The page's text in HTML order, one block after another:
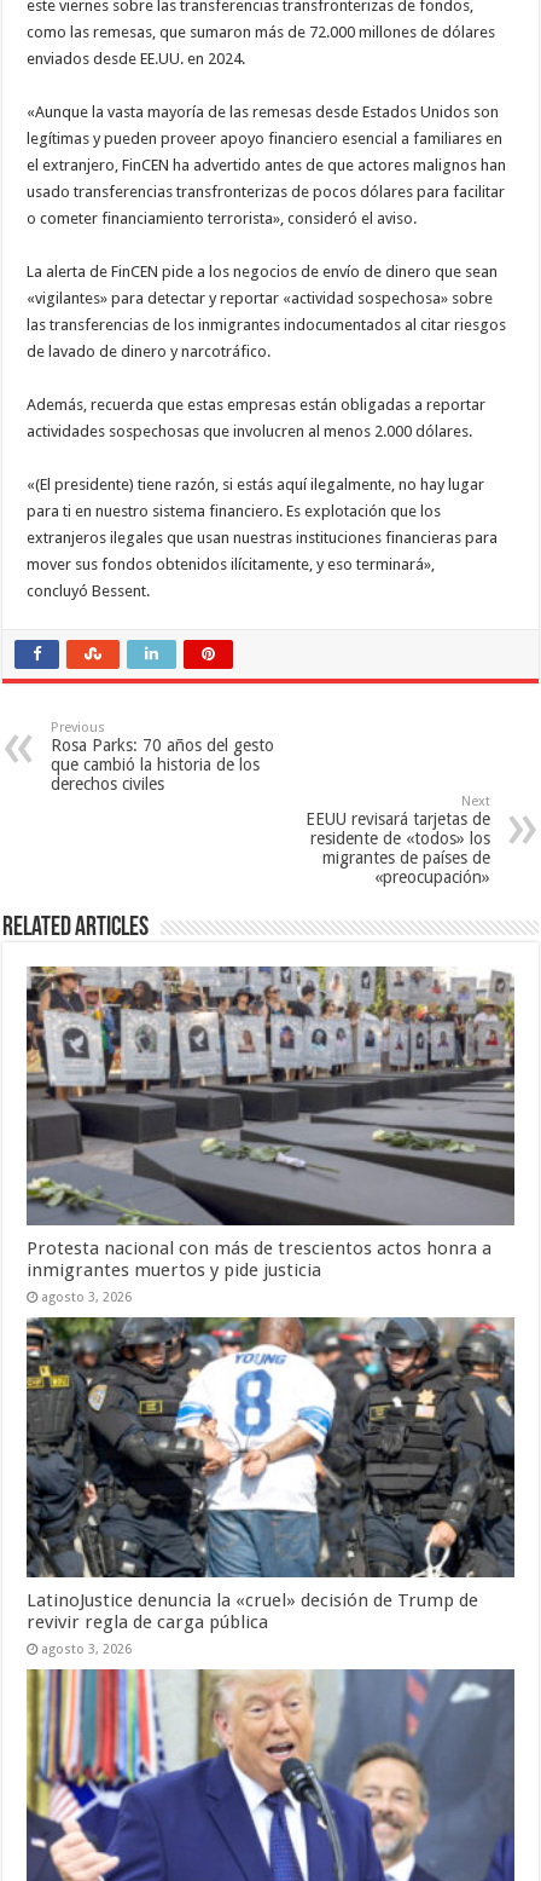
este viernes sobre las transferencias transfronterizas de fondos,
como las remesas, que sumaron más de 72.000 millones de dólares
enviados desde EE.UU. en 2024.
«Aunque la vasta mayoría de las remesas desde Estados Unidos son
legítimas y pueden proveer apoyo financiero esencial a familiares en
el extranjero, FinCEN ha advertido antes de que actores malignos han
usado transferencias transfronterizas de pocos dólares para facilitar
o cometer financiamiento terrorista», consideró el aviso.
La alerta de FinCEN pide a los negocios de envío de dinero que sean
«vigilantes» para detectar y reportar «actividad sospechosa» sobre
las transferencias de los inmigrantes indocumentados al citar riesgos
de lavado de dinero y narcotráfico.
Además, recuerda que estas empresas están obligadas a reportar
actividades sospechosas que involucren al menos 2.000 dólares.
«(El presidente) tiene razón, si estás aquí ilegalmente, no hay lugar
para ti en nuestro sistema financiero. Es explotación que los
extranjeros ilegales que usan nuestras instituciones financieras para
mover sus fondos obtenidos ilícitamente, y eso terminará»,
concluyó Bessent.
Previous
Rosa Parks: 70 años del gesto
que cambió la historia de los
derechos civiles
Next
EEUU revisará tarjetas de
residente de «todos» los
migrantes de países de
«preocupación»
Related Articles
Protesta nacional con más de trescientos actos honra a
inmigrantes muertos y pide justicia
agosto 3, 2026
LatinoJustice denuncia la «cruel» decisión de Trump de
revivir regla de carga pública
agosto 3, 2026